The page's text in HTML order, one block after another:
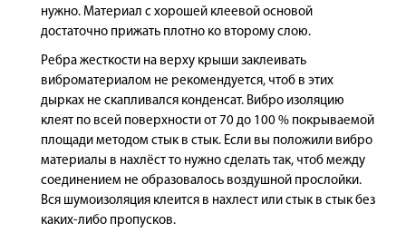
нужно. Материал с хорошей клеевой основой
достаточно прижать плотно ко второму слою.
Ребра жесткости на верху крыши заклеивать
виброматериалом не рекомендуется, чтоб в этих
дырках не скапливался конденсат. Вибро изоляцию
клеят по всей поверхности от 70 до 100 % покрываемой
площади методом стык в стык. Если вы положили вибро
материалы в нахлёст то нужно сделать так, чтоб между
соединением не образовалось воздушной прослойки.
Вся шумоизоляция клеится в нахлест или стык в стык без
каких-либо пропусков.